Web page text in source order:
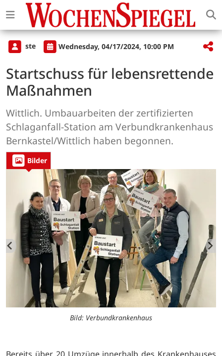
ste Wednesday, 04/17/2024, 10:00 PM
Startschuss für lebensrettende
Maßnahmen
Wittlich. Umbauarbeiten der zertifizierten
Schlaganfall-Station am Verbundkrankenhaus
Bernkastel/Wittlich haben begonnen.
Bilder
Bild: Verbundkrankenhaus